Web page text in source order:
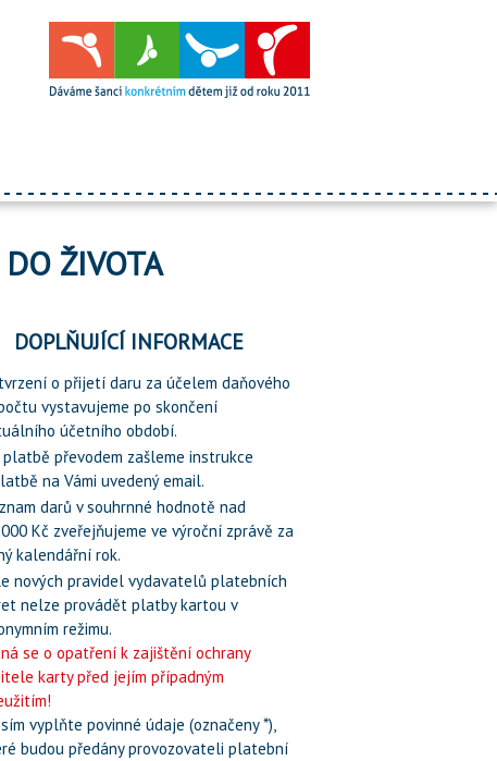
ŽIVOTA
DOPLŇUJÍCÍ INFORMACE
o přijetí daru za účelem daňového
vystavujeme po skončení
účetního období.
platbě převodem zašleme instrukce
na Vámi uvedený email.
darů v souhrnné hodnotě nad
Kč zveřejňujeme ve výroční zprávě za
kalendářní rok.
nových pravidel vydavatelů platebních
nelze provádět platby kartou v
režimu.
se o opatření k zajištění ochrany
karty před jejím případným
vyplňte povinné údaje (označeny *),
budou předány provozovateli platební